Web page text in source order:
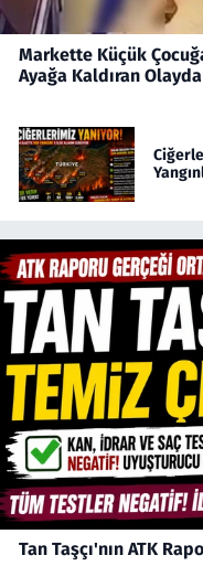
Markette Küçük
Ayağa Kaldıran
Tan Taşçı'nın ATK